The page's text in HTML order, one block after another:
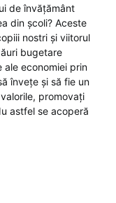
de învățământ
din școli? Aceste
nostri și viitorul
bugetare
economiei prin
învețe și să fie un
promovați
astfel se acoperă